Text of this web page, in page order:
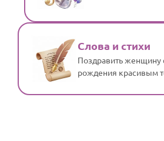
Слова и стихи
Поздравить женщину
рождения красивым